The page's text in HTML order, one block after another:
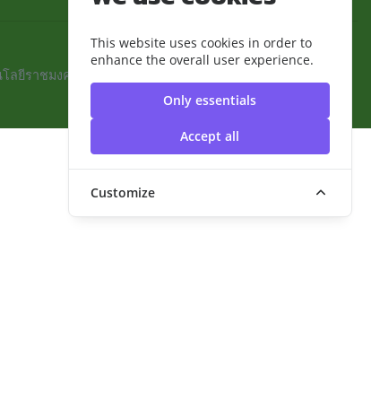
This website uses cookies in order to
enhance the overall user experience.
Only essentials
Accept all
Customize
ลยีราชมงคลสุวรรณภูมิ